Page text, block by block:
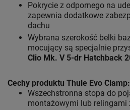
Pokrycie z odpornego na
zapewnia dodatkowe
dachu
Wybrana szerokość belki
mocujący są specjalnie
Clio Mk. V 5-dr Hatchback
Cechy produktu Thule Evo Clamp:
Wszechstronna stopa do
montażowymi lub relingami